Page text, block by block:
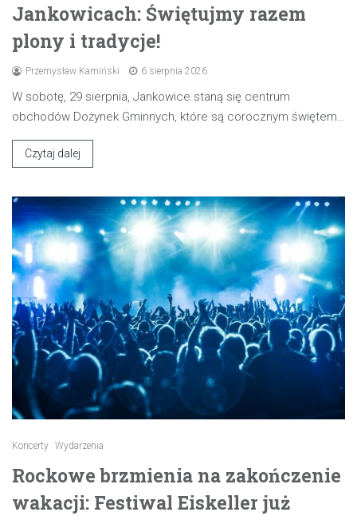
Jankowicach: Świętujmy razem
plony i tradycje!
Przemysław Kamiński 6 sierpnia 2026
W sobotę, 29 sierpnia, Jankowice staną się centrum
obchodów Dożynek Gminnych, które są corocznym świętem…
Czytaj dalej
Koncerty Wydarzenia
Rockowe brzmienia na zakończenie
wakacji: Festiwal Eiskeller już